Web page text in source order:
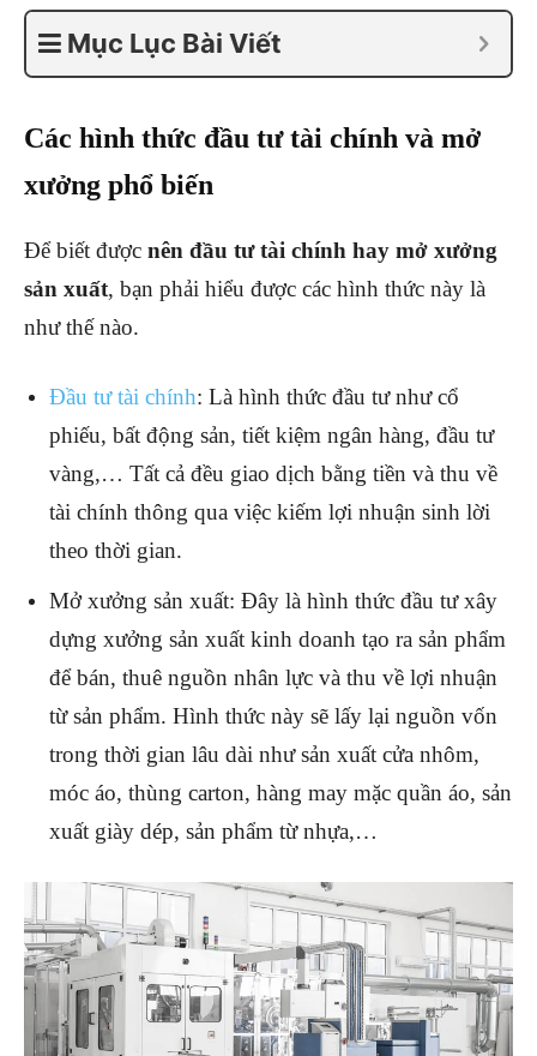
Mục Lục Bài Viết
Các hình thức đầu tư tài chính và mở
xưởng phổ biến
Để biết được nên đầu tư tài chính hay mở xưởng
sản xuất, bạn phải hiểu được các hình thức này là
như thế nào.
Đầu tư tài chính: Là hình thức đầu tư như cổ
phiếu, bất động sản, tiết kiệm ngân hàng, đầu tư
vàng,… Tất cả đều giao dịch bằng tiền và thu về
tài chính thông qua việc kiếm lợi nhuận sinh lời
theo thời gian.
Mở xưởng sản xuất: Đây là hình thức đầu tư xây
dựng xưởng sản xuất kinh doanh tạo ra sản phẩm
để bán, thuê nguồn nhân lực và thu về lợi nhuận
từ sản phẩm. Hình thức này sẽ lấy lại nguồn vốn
trong thời gian lâu dài như sản xuất cửa nhôm,
móc áo, thùng carton, hàng may mặc quần áo, sản
xuất giày dép, sản phẩm từ nhựa,…